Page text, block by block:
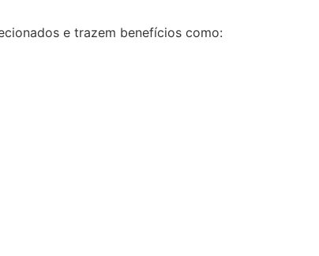
e trazem benefícios como: